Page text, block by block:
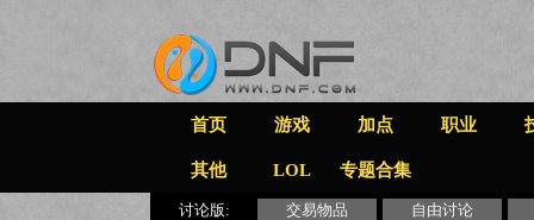
首页 游戏 加点 职业
其他 LOL 专题合集
讨论版: 交易物品 自由讨论